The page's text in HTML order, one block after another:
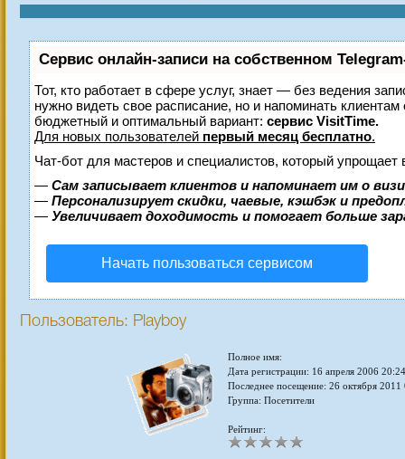
Сервис онлайн-записи на собственном
Тот, кто работает в сфере услуг, знает — без ведения
нужно видеть свое расписание, но и напоминать
бюджетный и оптимальный вариант: сервис VisitTime.
Для новых пользователей первый месяц бесплатно.
Чат-бот для мастеров и специалистов, который упрощает
— Сам записывает клиентов и напоминает им о
— Персонализирует скидки, чаевые, кэшбэк и
— Увеличивает доходимость и помогает больше
Начать пользоваться сервисом
Пользователь: Playboy
Полное имя:
Дата регистрации: 16 апреля 2006 20:24
Последнее посещение: 26 октября 2011
Группа: Посетители
Рейтинг: